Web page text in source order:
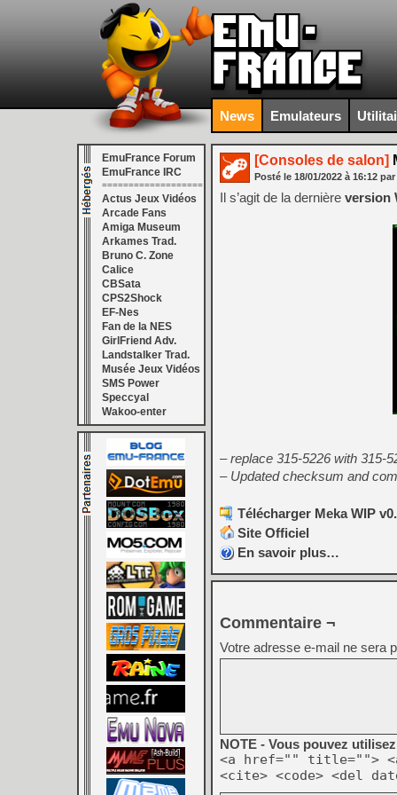
News Emulateurs
EmuFrance Forum
EmuFrance IRC
===================
Actus Jeux Vidéos
Arcade Fans
Amiga Museum
Arkames Trad.
Bruno C. Zone
Calice
CBSata
CPS2Shock
EF-Nes
Fan de la NES
GirlFriend Adv.
Landstalker Trad.
Musée Jeux Vidéos
SMS Power
Speccyal
Wakoo-enter
[Consoles de salon]
Posté le 18/01/2022 à 16:12 par
Il s’agit de la dernière version
– replace 315-5226 with 315-
– Updated checksum and
Télécharger Meka WIP
Site Officiel
En savoir plus…
Commentaire ¬
Votre adresse e-mail ne sera
NOTE - Vous pouvez
<a href="" title="">
<cite> <code> <del